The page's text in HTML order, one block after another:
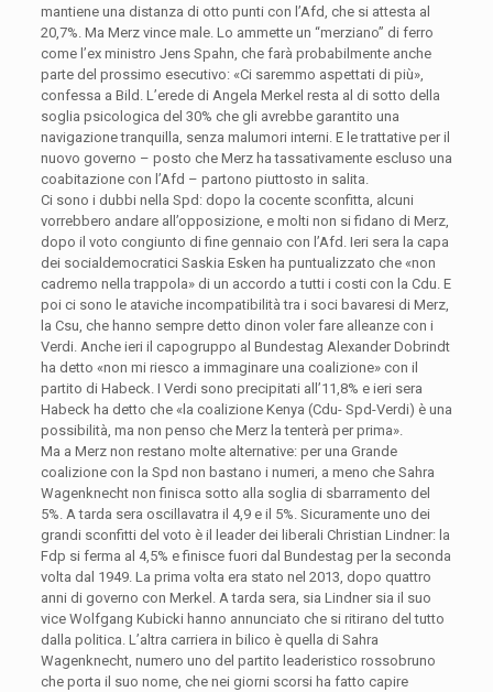
mantiene una distanza di otto punti con l’Afd, che si attesta al
20,7%. Ma Merz vince male. Lo ammette un “merziano” di ferro
come l’ex ministro Jens Spahn, che farà probabilmente anche
parte del prossimo esecutivo: «Ci saremmo aspettati di più»,
confessa a Bild. L’erede di Angela Merkel resta al di sotto della
soglia psicologica del 30% che gli avrebbe garantito una
navigazione tranquilla, senza malumori interni. E le trattative per il
nuovo governo – posto che Merz ha tassativamente escluso una
coabitazione con l’Afd – partono piuttosto in salita.
Ci sono i dubbi nella Spd: dopo la cocente sconfitta, alcuni
vorrebbero andare all’opposizione, e molti non si fidano di Merz,
dopo il voto congiunto di fine gennaio con l’Afd. Ieri sera la capa
dei socialdemocratici Saskia Esken ha puntualizzato che «non
cadremo nella trappola» di un accordo a tutti i costi con la Cdu. E
poi ci sono le ataviche incompatibilità tra i soci bavaresi di Merz,
la Csu, che hanno sempre detto dinon voler fare alleanze con i
Verdi. Anche ieri il capogruppo al Bundestag Alexander Dobrindt
ha detto «non mi riesco a immaginare una coalizione» con il
partito di Habeck. I Verdi sono precipitati all’11,8% e ieri sera
Habeck ha detto che «la coalizione Kenya (Cdu- Spd-Verdi) è una
possibilità, ma non penso che Merz la tenterà per prima».
Ma a Merz non restano molte alternative: per una Grande
coalizione con la Spd non bastano i numeri, a meno che Sahra
Wagenknecht non finisca sotto alla soglia di sbarramento del
5%. A tarda sera oscillavatra il 4,9 e il 5%. Sicuramente uno dei
grandi sconfitti del voto è il leader dei liberali Christian Lindner: la
Fdp si ferma al 4,5% e finisce fuori dal Bundestag per la seconda
volta dal 1949. La prima volta era stato nel 2013, dopo quattro
anni di governo con Merkel. A tarda sera, sia Lindner sia il suo
vice Wolfgang Kubicki hanno annunciato che si ritirano del tutto
dalla politica. L’altra carriera in bilico è quella di Sahra
Wagenknecht, numero uno del partito leaderistico rossobruno
che porta il suo nome, che nei giorni scorsi ha fatto capire